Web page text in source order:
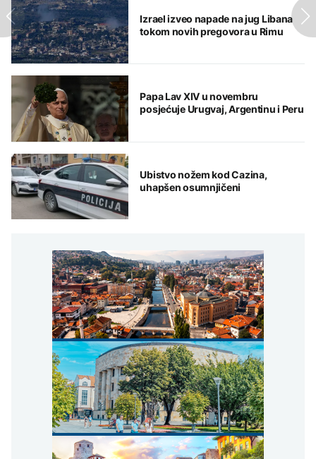
Izrael izveo napade na jug Libana
tokom novih pregovora u Rimu
Papa Lav XIV u novembru
posjećuje Urugvaj, Argentinu i Peru
Ubistvo nožem kod Cazina,
uhapšen osumnjičeni